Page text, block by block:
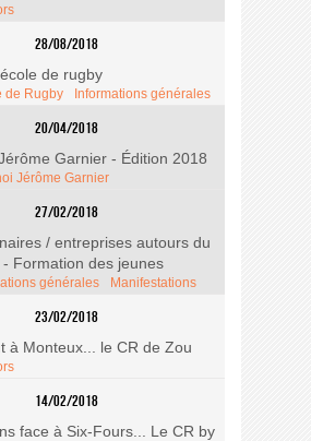
28/08/2018
de rugby
de Rugby Informations générales
20/04/2018
Garnier - Édition 2018
Jérôme Garnier
27/02/2018
/ entreprises autours du
- Formation des jeunes
générales Manifestations
23/02/2018
à Monteux... le CR de Zou
14/02/2018
face à Six-Fours... Le CR by